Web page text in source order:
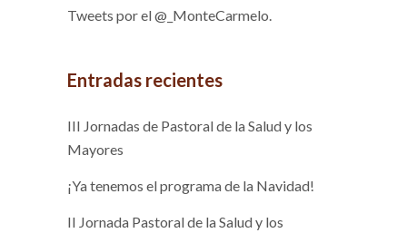
Tweets por el @_MonteCarmelo.
Entradas recientes
III Jornadas de Pastoral de la Salud y los
Mayores
¡Ya tenemos el programa de la Navidad!
II Jornada Pastoral de la Salud y los